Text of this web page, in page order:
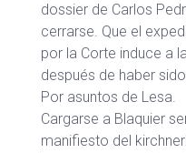
dossier de Carlos
cerrarse. Que el
por la Corte induce a
después de haber
Por asuntos de Lesa.
Cargarse a Blaquier
manifiesto del